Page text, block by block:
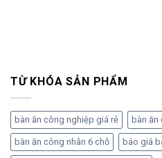
TỪ KHÓA SẢN PHẨM
bàn ăn công nghiệp giá rẻ bàn
bàn ăn công nhân 6 chỗ báo giá